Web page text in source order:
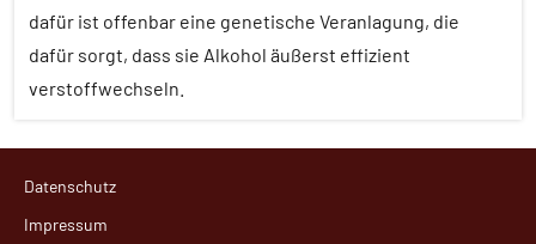
dafür ist offenbar eine genetische Veranlagung, die
dafür sorgt, dass sie Alkohol äußerst effizient
verstoffwechseln.
Artikel
Alle
Datenschutz
Impressum